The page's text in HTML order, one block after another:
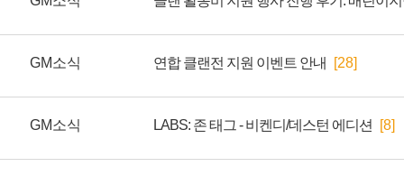
GM소식 연합 클랜전 지원 이벤트 안내 [28]
GM소식 LABS: 존 태그 - 비켄디/데스턴 에디션 [8]